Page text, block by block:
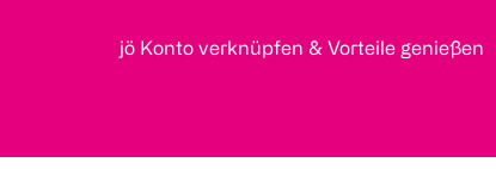
jö Konto verknüpfen & Vorteile genießen